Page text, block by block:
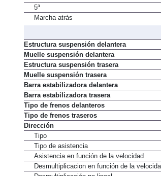
4ª
5ª
Estructura suspensión delantera
Muelle suspensión delantera
Estructura suspensión trasera
Muelle suspensión trasera
Barra estabilizadora delantera
Barra estabilizadora trasera
Tipo de frenos delanteros
Tipo de frenos traseros
Dirección
Tipo
Tipo de asistencia
Asistencia en función de la velocidad
Desmultiplicacion en función de la velocidad